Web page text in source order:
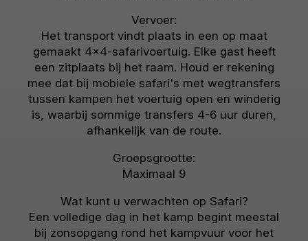
Vervoer:
Het transport vindt plaats in een op maat
gemaakt 4x4-safarivoertuig. Elke gast heeft
een zitplaats bij het raam. Houd er rekening
mee dat bij mobiele safari's met wegtransfers
tussen kampen het voertuig open en winderig
is, waarbij sommige transfers 4-6 uur duren,
afhankelijk van de route.
Groepsgrootte:
Maximaal 9
Wat kunt u verwachten op Safari?
Een volledige dag in het kamp begint meestal
bij zonsopgang rond het kampvuur voor het